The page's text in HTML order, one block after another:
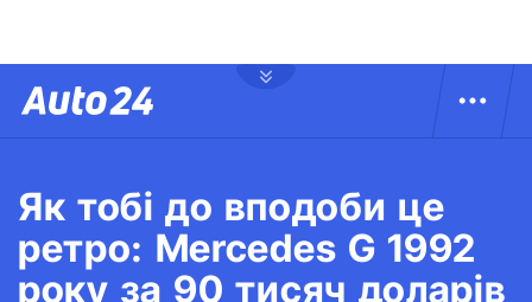
Як тобі до вподоби це
ретро: Mercedes G 1992
року за 90 тисяч доларів